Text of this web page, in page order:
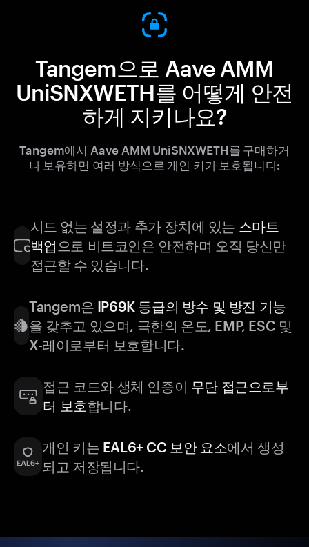
Tangem으로 Aave AMM
UniSNXWETH를 어떻게 안전
하게 지키나요?
Tangem에서 Aave AMM UniSNXWETH를 구매하거
나 보유하면 여러 방식으로 개인 키가 보호됩니다:
시드 없는 설정과 추가 장치에 있는 스마트
백업 으로 비트코인은 안전하며 오직 당신만
접근할 수 있습니다.
Tangem은 IP69K 등급의 방수 및 방진 기능
을 갖추고 있으며, 극한의 온도, EMP, ESC 및
X-레이로부터 보호합니다.
접근 코드와 생체 인증이 무단 접근으로부
터 보호합니다.
개인 키는 EAL6+ CC 보안 요소에서 생성
되고 저장됩니다.